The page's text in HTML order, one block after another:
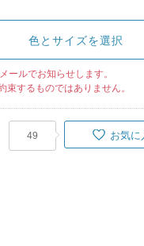
色とサイズを選択
ールでお知らせします。
するものではありません。
49 お気に